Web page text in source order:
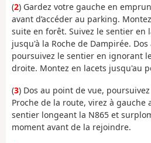
(2) Gardez votre gauche en
avant d’accéder au parking.
suite en forêt. Suivez le sentier en
jusqu'à la Roche de Dampirée.
poursuivez le sentier en ignorant
droite. Montez en lacets jusqu'au
(3) Dos au point de vue,
Proche de la route, virez à
sentier longeant la N865 et
moment avant de la rejoindre.